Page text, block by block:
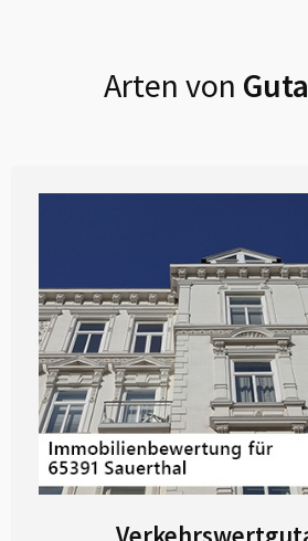
Arten von